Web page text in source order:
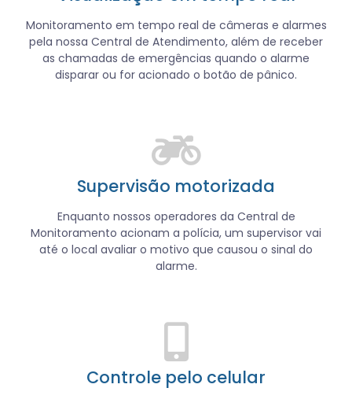
Monitoramento em tempo real de câmeras e alarmes
pela nossa Central de Atendimento, além de receber
as chamadas de emergências quando o alarme
disparar ou for acionado o botão de pânico.
Supervisão motorizada
Enquanto nossos operadores da Central de
Monitoramento acionam a polícia, um supervisor vai
até o local avaliar o motivo que causou o sinal do
alarme.
Controle pelo celular